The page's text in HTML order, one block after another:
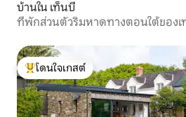
บ้านใน เท็นบี
ที่พักส่วนตัวริมหาดทางตอนใต้ของ
โดนใจเกสต์ที่สุด
โดนใจเกสต์